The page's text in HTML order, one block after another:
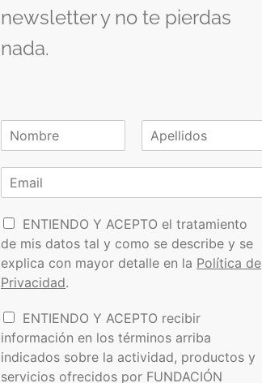
newsletter y no te pierdas
nada.
*
o
b
e
p
l
i
o
s
r
e
e
l
c
t
r
P
o
l
í
t
c
a
d
e
ENTIENDO Y ACEPTO el tratamiento
de mis datos tal y como se describe y se
explica con mayor detalle en la Política de
Privacidad.
I
n
f
o
ENTIENDO Y ACEPTO recibir
información en los términos arriba
indicados sobre la actividad, productos y
servicios ofrecidos por FUNDACIÓN